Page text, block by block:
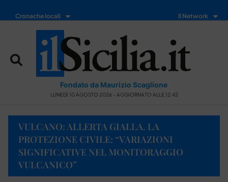
Cronache locali Il Network
Fondato da Maurizio Scaglione
LUNEDÌ 10 AGOSTO 2026 - AGGIORNATO ALLE 12:42
VULCANO: ALLERTA GIALLA. LA
PROTEZIONE CIVILE: “VARIAZIONI
SIGNIFICATIVE NEL MONITORAGGIO
VULCANICO”